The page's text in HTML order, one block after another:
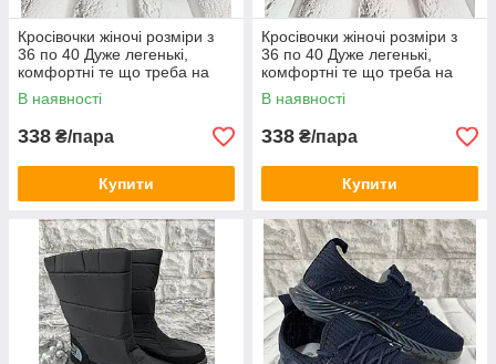
Кросівочки жіночі розміри з
36 по 40 Дуже легенькі,
комфортні те що треба на
кожний день
В наявності
338 ₴/пара
Купити
Кросівочки жіночі розміри з
36 по 40 Дуже легенькі,
комфортні те що треба на
кожний день
В наявності
338 ₴/пара
Купити